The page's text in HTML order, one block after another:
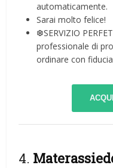
automaticamente.
Sarai molto felice!
❆SERVIZIO
professionale di
ordinare con fiducia
4.